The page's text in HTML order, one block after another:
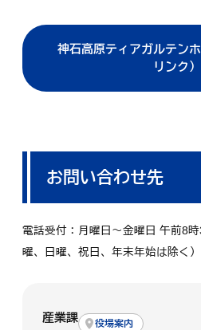
神石高原ティアガルテン
リンク）
お問い合わせ先
電話受付：月曜日～金曜日 午前8
曜、日曜、祝日、年末年始は除く）
産業課 役場案内